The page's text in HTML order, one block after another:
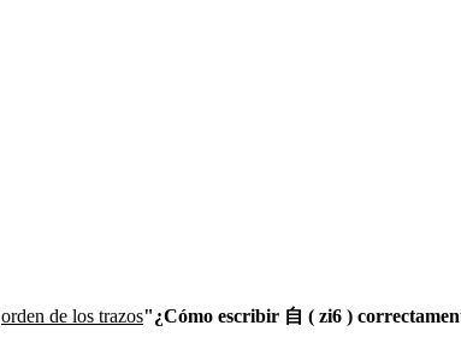
orden de los trazos"¿Cómo escribir 自 ( zi6 )